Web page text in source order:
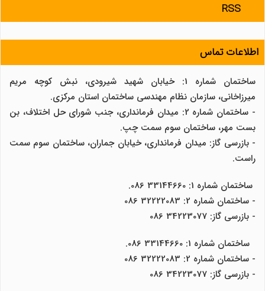
RSS
اطلاعات تماس
ساختمان شماره 1: خیابان شهید شیرودی، نبش کوچه مریم
میرزاخانی، سازمان نظام مهندسی ساختمان استان مرکزی.
- ساختمان شماره 2: میدان فرمانداری، جنب شورای حل اختلاف، بن
بست مهر، ساختمان سوم سمت چپ.
- بازرسی گاز: میدان فرمانداری، خیابان جماران، ساختمان سوم سمت
راست.
ساختمان شماره 1: 33144660 086.
- ساختمان شماره 2: 32222083 086
- بازرسی گاز: 34223077 086
ساختمان شماره 1: 33144660 086.
- ساختمان شماره 2: 32222083 086
- بازرسی گاز: 34223077 086